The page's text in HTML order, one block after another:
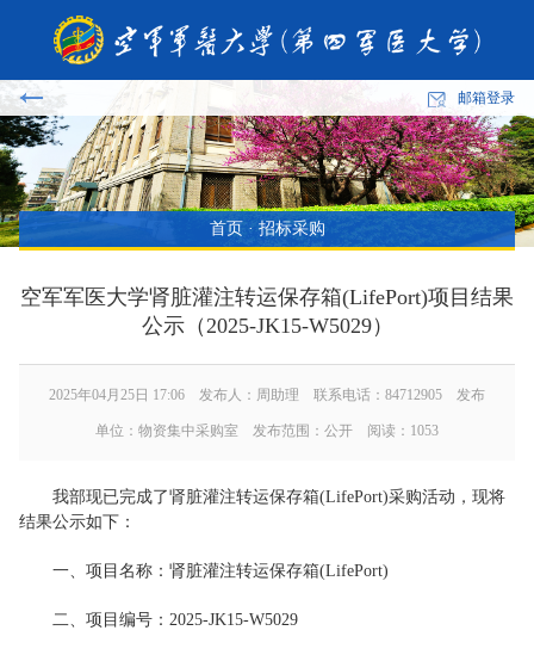
邮箱登录
首页 · 招标采购
空军军医大学肾脏灌注转运保存箱(LifePort)项目结果
公示（2025-JK15-W5029）
2025年04月25日 17:06 发布人：周助理 联系电话：84712905 发布
单位：物资集中采购室 发布范围：公开 阅读： 1053
我部现已完成了肾脏灌注转运保存箱(LifePort)采购活动，现将
结果公示如下：
一、项目名称：肾脏灌注转运保存箱(LifePort)
二、项目编号：2025-JK15-W5029